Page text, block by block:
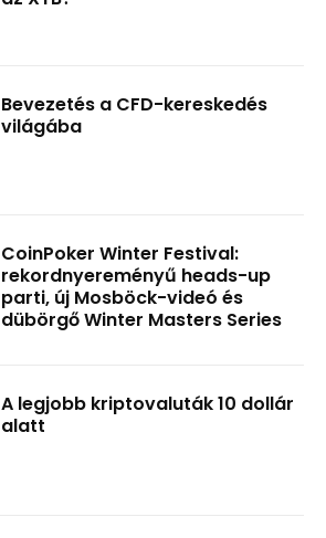
Bevezetés a CFD-kereskedés
világába
CoinPoker Winter Festival:
rekordnyereményű heads-up
parti, új Mosböck-videó és
dübörgő Winter Masters Series
A legjobb kriptovaluták 10 dollár
alatt